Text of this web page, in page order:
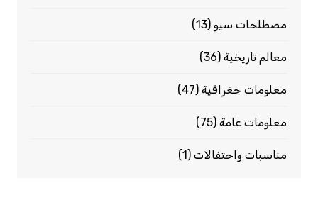
مصطلحات سيو(13)
معالم تاريخية(36)
معلومات جغرافية(47)
معلومات عامة(75)
مناسبات واحتفالات(1)